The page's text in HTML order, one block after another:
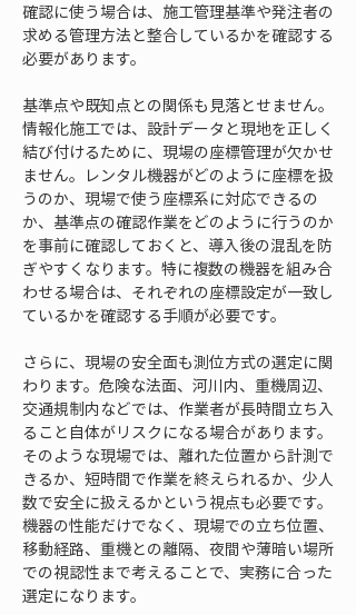
確認に使う場合は、施工管理基準や発注者の
求める管理方法と整合しているかを確認する
必要があります。
基準点や既知点との関係も見落とせません。
情報化施工では、設計データと現地を正しく
結び付けるために、現場の座標管理が欠かせ
ません。レンタル機器がどのように座標を扱
うのか、現場で使う座標系に対応できるの
か、基準点の確認作業をどのように行うのか
を事前に確認しておくと、導入後の混乱を防
ぎやすくなります。特に複数の機器を組み合
わせる場合は、それぞれの座標設定が一致し
ているかを確認する手順が必要です。
さらに、現場の安全面も測位方式の選定に関
わります。危険な法面、河川内、重機周辺、
交通規制内などでは、作業者が長時間立ち入
ること自体がリスクになる場合があります。
そのような現場では、離れた位置から計測で
きるか、短時間で作業を終えられるか、少人
数で安全に扱えるかという視点も必要です。
機器の性能だけでなく、現場での立ち位置、
移動経路、重機との離隔、夜間や薄暗い場所
での視認性まで考えることで、実務に合った
選定になります。